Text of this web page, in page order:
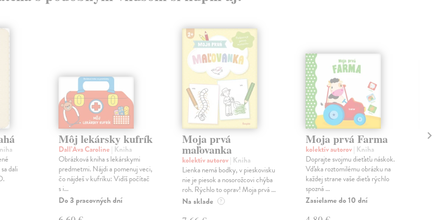
dali
Môj lekársky kufrík
Dall’Ava Caroline | Kniha
Obrázková kniha s lekárskymi
predmetmi. Nájdi a pomenuj veci,
čo nájdeš v kufríku: Vidíš počítač
s i...
Do 3 pracovných dní
Moja prvá
maľovanka
kolektív autorov| Kniha
Lienka nemá bodky, v pieskovisku
nie je piesok a nosorožcovi chýba
roh. Rýchlo to oprav! Moja prvá ...
Na sklade ?
Moja prvá Farma
kolektív autorov| Kniha
Doprajte svojmu dieťaťu náskok.
Vďaka roztomilému obrázku na
každej strane vaše dieťa rýchlo
spozná ...
Zasielame do 10 dní